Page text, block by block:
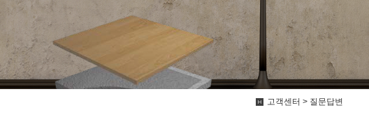
고객센터 > 질문답변